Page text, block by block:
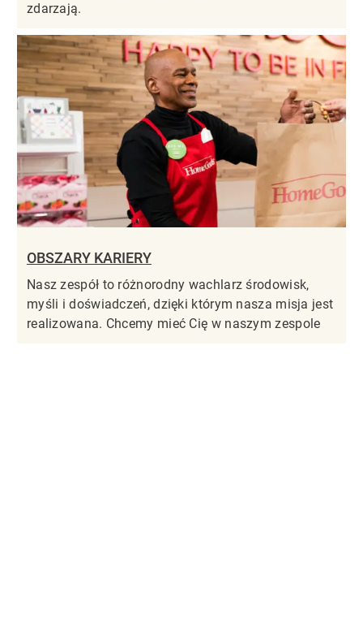
zdarzają.
OBSZARY KARIERY
Nasz zespół to różnorodny wachlarz środowisk,
myśli i doświadczeń, dzięki którym nasza misja jest
realizowana. Chcemy mieć Cię w naszym zespole